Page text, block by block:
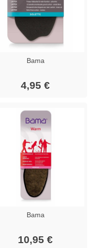
Bama
4,95 €
Bama
10,95 €